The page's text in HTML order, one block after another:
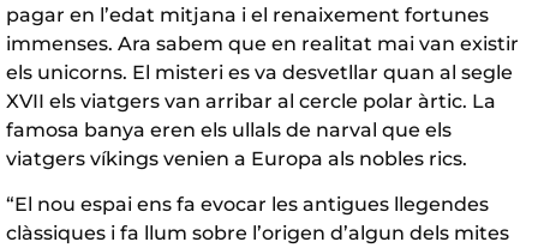
pagar en l’edat mitjana i el renaixement fortunes
immenses. Ara sabem que en realitat mai van existir
els unicorns. El misteri es va desvetllar quan al segle
XVII els viatgers van arribar al cercle polar àrtic. La
famosa banya eren els ullals de narval que els
viatgers víkings venien a Europa als nobles rics.
“El nou espai ens fa evocar les antigues llegendes
clàssiques i fa llum sobre l’origen d’algun dels mites